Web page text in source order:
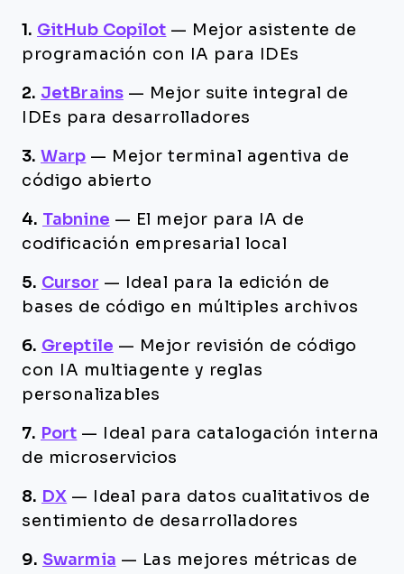
1. GitHub Copilot — Mejor asistente de
programación con IA para IDEs
2. JetBrains — Mejor suite integral de
IDEs para desarrolladores
3. Warp — Mejor terminal agentiva de
código abierto
4. Tabnine — El mejor para IA de
codificación empresarial local
5. Cursor —
Ideal para la edición de
bases de código en múltiples archivos
6. Greptile — Mejor revisión de código
con IA multiagente y reglas
personalizables
7. Port —
Ideal para catalogación interna
de microservicios
8. DX —
Ideal para datos cualitativos de
sentimiento de desarrolladores
9. Swarmia — Las mejores métricas de